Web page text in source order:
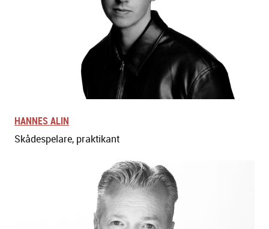
HANNES ALIN
Skådespelare, praktikant